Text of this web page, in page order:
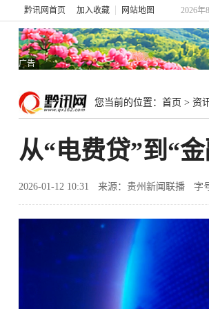
黔讯网首页 加入收藏 网站地图 2026年
广告
您当前的位置： 首页 > 资
从“电费贷”到“
2026-01-12 10:31 来源：贵州新闻联播 字